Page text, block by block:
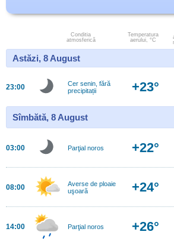
Conditia
atmosferică
Temperatura
aerului, °C
Astăzi, 8 August
23:00
Cer senin, fără
precipitații
+23°
Sîmbătă, 8 August
03:00 Parţial noros +22°
08:00
Averse de ploaie
uşoară
+24°
14:00 Parţial noros +26°